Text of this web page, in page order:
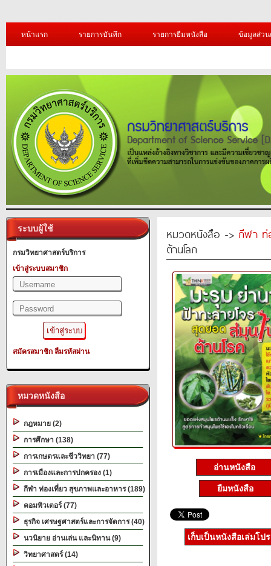
หน้าแรก รายการบันทึก รายการยืมหนังสือ ข้อมูลส่ว
ระบบผู้ใช้
กรมวิทยาศาสตร์บริการ
เข้าสู่ระบบสมาชิก
สมัครสมาชิก ลืมรหัสผ่าน
หมวดหนังสือ
กฎหมาย (2)
การศึกษา (138)
การเกษตรและชีววิทยา (77)
การเมืองและการปกครอง (1)
กีฬา ท่องเที่ยว สุขภาพและอาหาร (189)
คอมพิวเตอร์ (77)
ธุรกิจ เศรษฐศาสตร์และการจัดการ (40)
นวนิยาย อ่านเล่น และนิทาน (9)
วิทยาศาสตร์ (14)
หมวดหนังสือ -> กีฬา ท่
ต้านโลก
อ่านหนังสือ
ยืมหนังสือ
เก็บเป็นหนังสือเล่มโป